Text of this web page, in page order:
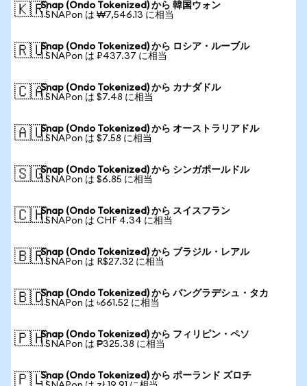
🇰🇷Snap (Ondo Tokenized) から 韓国ウォン
1 SNAPon は ₩7,546.13 に相当
🇷🇺Snap (Ondo Tokenized) から ロシア・ルーブル
1 SNAPon は ₽437.37 に相当
🇨🇦Snap (Ondo Tokenized) から カナダドル
1 SNAPon は $7.48 に相当
🇦🇺Snap (Ondo Tokenized) から オーストラリアドル
1 SNAPon は $7.58 に相当
🇸🇬Snap (Ondo Tokenized) から シンガポールドル
1 SNAPon は $6.85 に相当
🇨🇭Snap (Ondo Tokenized) から スイスフラン
1 SNAPon は CHF 4.34 に相当
🇧🇷Snap (Ondo Tokenized) から ブラジル・レアル
1 SNAPon は R$27.32 に相当
🇧🇩Snap (Ondo Tokenized) から バングラデシュ・タカ
1 SNAPon は ৳661.52 に相当
🇵🇭Snap (Ondo Tokenized) から フィリピン・ペソ
1 SNAPon は ₱325.38 に相当
🇵🇱Snap (Ondo Tokenized) から ポーランド ズロチ